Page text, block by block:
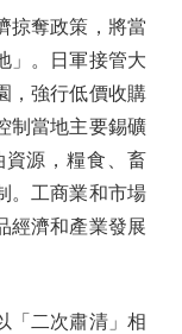
奪政策，將當
」。日軍接管大
，強行低價收購
制當地主要錫礦
源，糧食、畜
。工商業和市場
經濟和產業發展
二次肅清」相